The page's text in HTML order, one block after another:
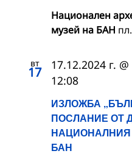
Национален
музей на БАН
вт
17
ИЗЛОЖБА
ПОСЛАНИЕ ОТ
НАЦИОНАЛНИЯ
БАН
17.12.2024 г.
12:08